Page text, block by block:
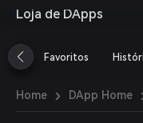
Deutsch
繁體中文
Português (Portugal)
ภาษาไทย
العربية
Loja de DApps
Favoritos
Home › DApp Home